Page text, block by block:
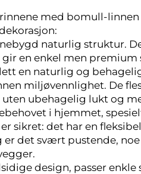
med bomull-
naturlig struktur.
en enkel men premium
en naturlig og
miljøvennlighet. De
uten ubehagelig lukt og
i hjemmet,
sikret: det har en
det svært pustende,
design, passer